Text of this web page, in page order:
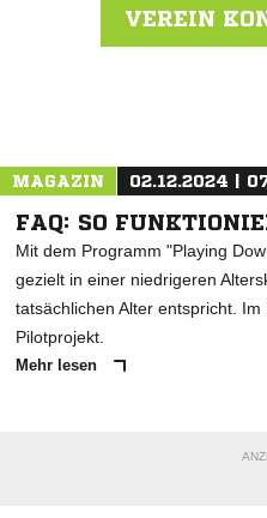
VEREIN
MAGAZIN 02.12.2024 |
FAQ: SO
Mit dem Programm "Playing
gezielt in einer niedrigeren
tatsächlichen Alter entspricht.
Pilotprojekt.
Mehr lesen